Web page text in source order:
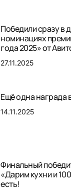
Победили сразу в
номинациях
года 2025» от
27.11.2025
Ещё одна награда
14.11.2025
Финальный
«Дарим кухни и
есть!